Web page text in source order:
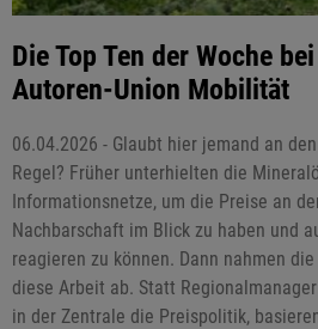
Die Top Ten der Woche
Autoren-Union Mobilität
06.04.2026 - Glaubt hier jemand an
Regel? Früher unterhielten die
Informationsnetze, um die Preise an
Nachbarschaft im Blick zu haben und
reagieren zu können. Dann nahmen
diese Arbeit ab. Statt
in der Zentrale die Preispolitik,